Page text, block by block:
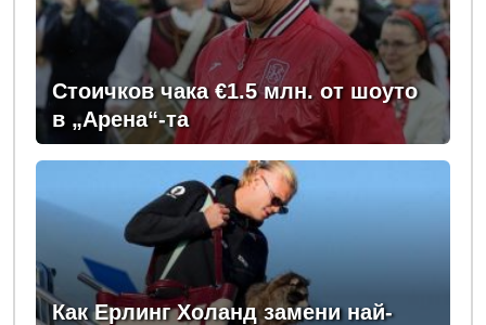
Стоичков чака €1.5 млн. от шоуто
в „Арена“-та
Как Ерлинг Холанд замени най-